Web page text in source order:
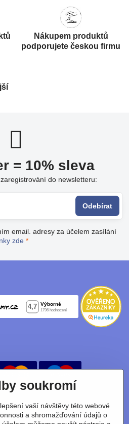
Nákupem produktů
podporujete českou firmu
= 10% sleva
do newsletteru:
Odebírat
email. adresy za účelem zasílání
zde *
soukromí
vaší návštěvy této webové
a shromažďování údajů o